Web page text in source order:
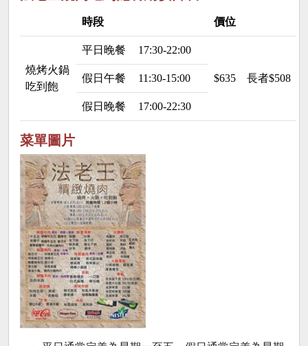
時段 價位
燒烤火鍋
吃到飽
平日晚餐 17:30-22:00
$635 長者$508
假日午餐 11:30-15:00
假日晚餐 17:00-22:30
菜單圖片